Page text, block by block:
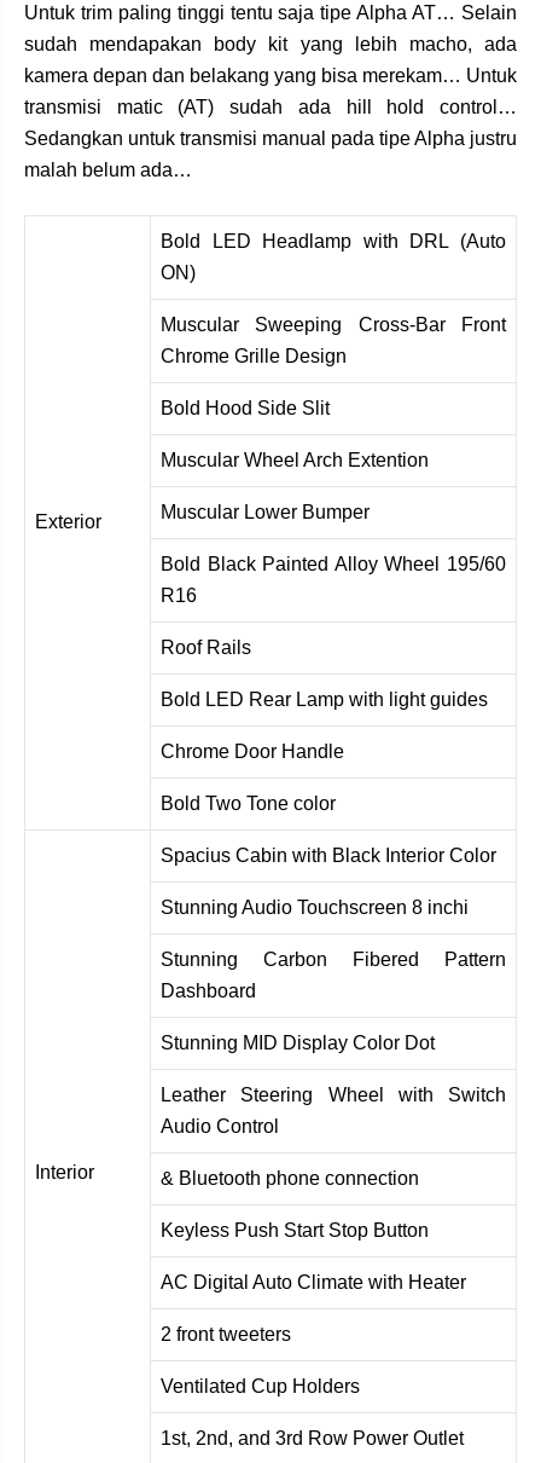
Untuk trim paling tinggi tentu saja tipe Alpha AT… Selain
sudah mendapakan body kit yang lebih macho, ada
kamera depan dan belakang yang bisa merekam… Untuk
transmisi matic (AT) sudah ada hill hold control…
Sedangkan untuk transmisi manual pada tipe Alpha justru
malah belum ada…
Exterior
Bold LED Headlamp with DRL (Auto
ON)
Muscular Sweeping Cross-Bar Front
Chrome Grille Design
Bold Hood Side Slit
Muscular Wheel Arch Extention
Muscular Lower Bumper
Bold Black Painted Alloy Wheel 195/60
R16
Roof Rails
Bold LED Rear Lamp with light guides
Chrome Door Handle
Bold Two Tone color
Interior
Spacius Cabin with Black Interior Color
Stunning Audio Touchscreen 8 inchi
Stunning Carbon Fibered Pattern
Dashboard
Stunning MID Display Color Dot
Leather Steering Wheel with Switch
Audio Control
& Bluetooth phone connection
Keyless Push Start Stop Button
AC Digital Auto Climate with Heater
2 front tweeters
Ventilated Cup Holders
1st, 2nd, and 3rd Row Power Outlet